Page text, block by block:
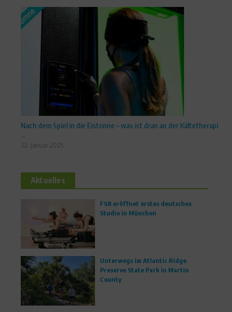
Nach dem Spiel in die Eistonne – was ist dran an der Kältetherapi
...
22. Januar 2025
Aktuelles
FS8 eröffnet erstes deutsches
Studio in München
Unterwegs im Atlantic Ridge
Preserve State Park in Martin
County